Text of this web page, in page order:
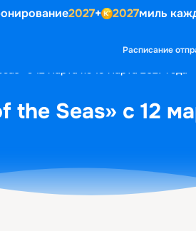
2027+ 2027миль
Расписание
с 12 марта по 15 марта 2027 года
Seas» с 12